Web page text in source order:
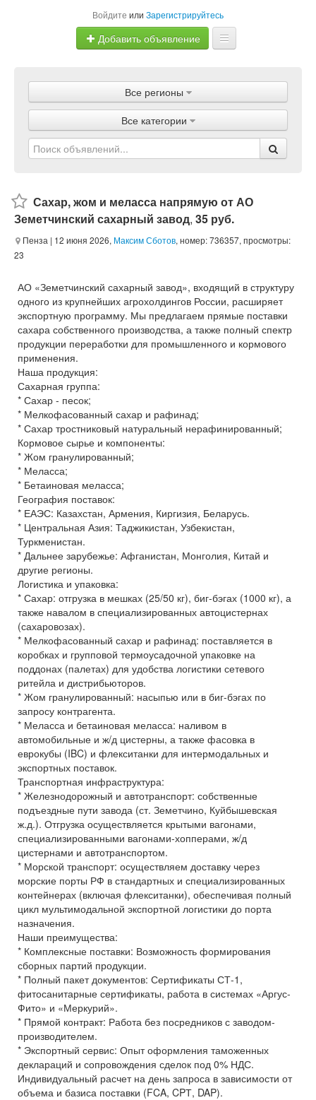
Войдите или Зарегистрируйтесь
Добавить объявление
Объявления
Магазины
Услуги
Все регионы
Все категории
Сахар, жом и меласса напрямую от АО
Земетчинский сахарный завод, 35 руб.
Пенза | 12 июня 2026, Максим Сботов, номер: 736357, просмотры:
23
АО «Земетчинский сахарный завод», входящий в структуру
одного из крупнейших агрохолдингов России, расширяет
экспортную программу. Мы предлагаем прямые поставки
сахара собственного производства, а также полный спектр
продукции переработки для промышленного и кормового
применения.
Наша продукция:
Сахарная группа:
* Сахар - песок;
* Мелкофасованный сахар и рафинад;
* Сахар тростниковый натуральный нерафинированный;
Кормовое сырье и компоненты:
* Жом гранулированный;
* Меласса;
* Бетаиновая меласса;
География поставок:
* ЕАЭС: Казахстан, Армения, Киргизия, Беларусь.
* Центральная Азия: Таджикистан, Узбекистан,
Туркменистан.
* Дальнее зарубежье: Афганистан, Монголия, Китай и
другие регионы.
Логистика и упаковка:
* Сахар: отгрузка в мешках (25/50 кг), биг-бэгах (1000 кг), а
также навалом в специализированных автоцистернах
(сахаровозах).
* Мелкофасованный сахар и рафинад: поставляется в
коробках и групповой термоусадочной упаковке на
поддонах (палетах) для удобства логистики сетевого
ритейла и дистрибьюторов.
* Жом гранулированный: насыпью или в биг-бэгах по
запросу контрагента.
* Меласса и бетаиновая меласса: наливом в
автомобильные и ж/д цистерны, а также фасовка в
еврокубы (IBC) и флекситанки для интермодальных и
экспортных поставок.
Транспортная инфраструктура:
* Железнодорожный и автотранспорт: собственные
подъездные пути завода (ст. Земетчино, Куйбышевская
ж.д.). Отгрузка осуществляется крытыми вагонами,
специализированными вагонами-хопперами, ж/д
цистернами и автотранспортом.
* Морской транспорт: осуществляем доставку через
морские порты РФ в стандартных и специализированных
контейнерах (включая флекситанки), обеспечивая полный
цикл мультимодальной экспортной логистики до порта
назначения.
Наши преимущества:
* Комплексные поставки: Возможность формирования
сборных партий продукции.
* Полный пакет документов: Сертификаты СТ-1,
фитосанитарные сертификаты, работа в системах «Аргус-
Фито» и «Меркурий».
* Прямой контракт: Работа без посредников с заводом-
производителем.
* Экспортный сервис: Опыт оформления таможенных
деклараций и сопровождения сделок под 0% НДС.
Индивидуальный расчет на день запроса в зависимости от
объема и базиса поставки (FCA, CPТ, DAP).